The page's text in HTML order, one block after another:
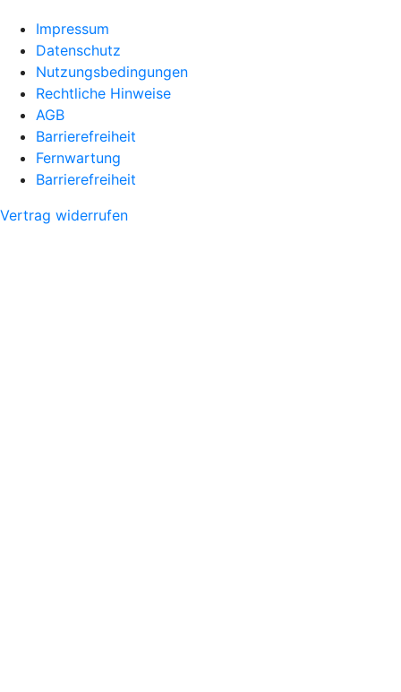
Impressum
Datenschutz
Nutzungsbedingungen
Rechtliche Hinweise
AGB
Barrierefreiheit
Fernwartung
Barrierefreiheit
Vertrag widerrufen